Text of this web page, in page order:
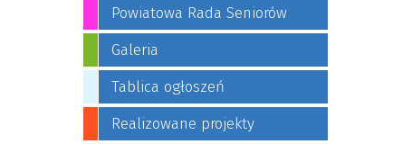
Powiatowa Rada Seniorów
Galeria
Tablica ogłoszeń
Realizowane projekty